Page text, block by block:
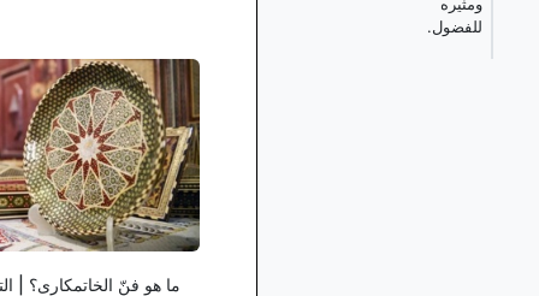
ما هو فنّ الخاتمکاری؟ |
ومثیره
للفضول.